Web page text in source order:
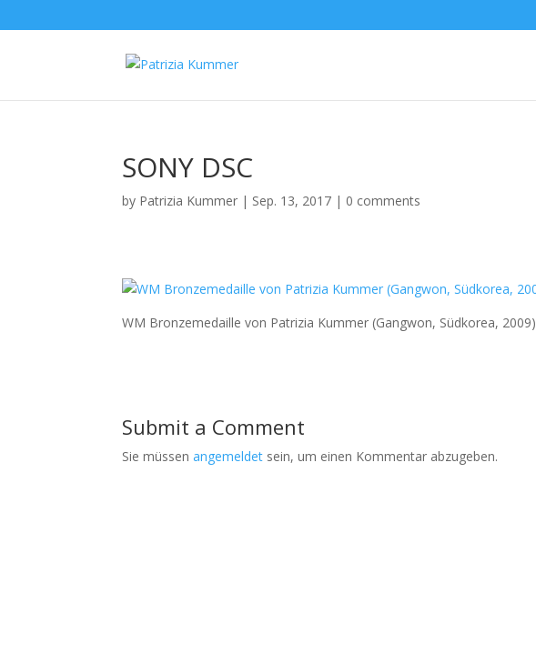
SONY DSC
by Patrizia Kummer | Sep. 13, 2017 | 0 comments
WM Bronzemedaille von Patrizia Kummer (Gangwon, Südkorea, 2009)
Submit a Comment
Sie müssenangemeldet sein, um einen Kommentar abzugeben.